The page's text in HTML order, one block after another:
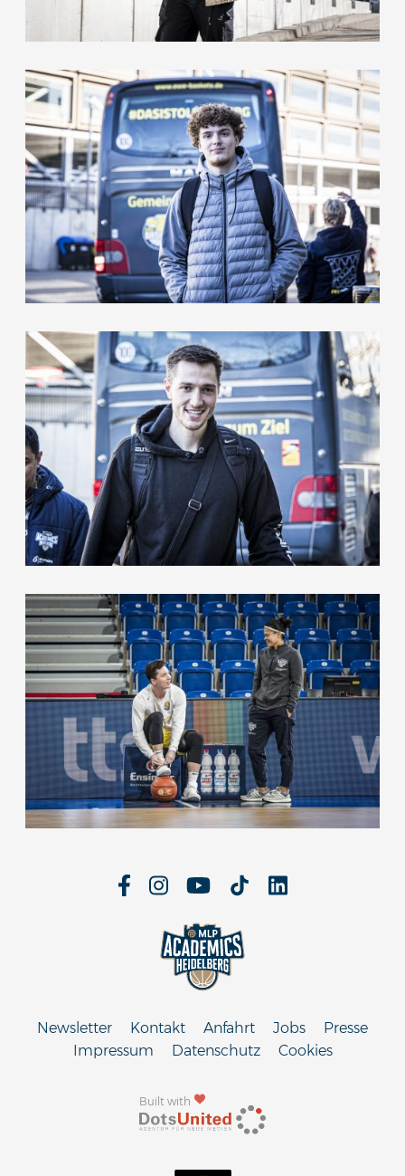
Built with
Newsletter Kontakt Anfahrt Jobs
Presse
Impressum
Datenschutz Cookies